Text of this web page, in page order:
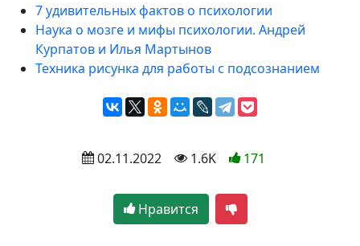
7 удивительных фактов о психологии
Наука о мозге и мифы психологии. Андрей
Курпатов и Илья Мартынов
Техника рисунка для работы с подсознанием
02.11.2022 1.6K 171
Нравится